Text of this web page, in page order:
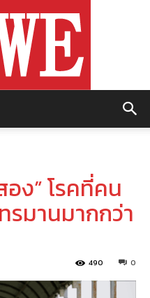
ง” โรคที่คน
รมานมากกว่า
0
490